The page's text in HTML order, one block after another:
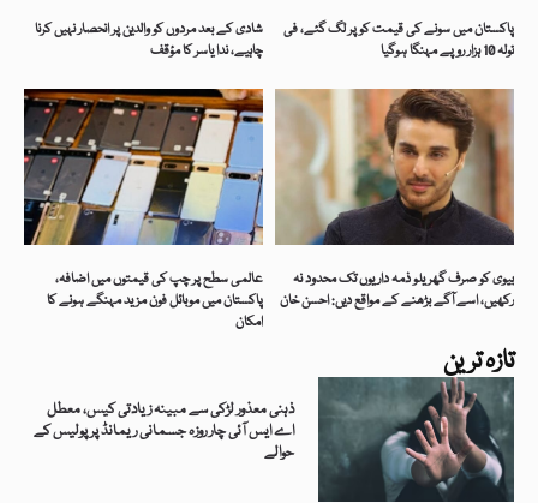
تازہ ترین
ذہنی معذور لڑکی سے مبینہ زیادتی کیس، معطل
اے ایس آئی چار روزہ جسمانی ریمانڈ پر پولیس کے
حوالے
شادی کے بعد مردوں کو والدین پر انحصار نہیں کرنا
چاہیے، ندا یاسر کا مؤقف
پاکستان میں سونے کی قیمت کو پر لگ گئے، فی
تولہ 10 ہزار روپے مہنگا ہوگیا
عالمی سطح پر چپ کی قیمتوں میں اضافہ،
پاکستان میں موبائل فون مزید مہنگے ہونے کا
امکان
بیوی کو صرف گھریلو ذمہ داریوں تک محدود نہ
رکھیں، اسے آگے بڑھنے کے مواقع دیں: احسن خان